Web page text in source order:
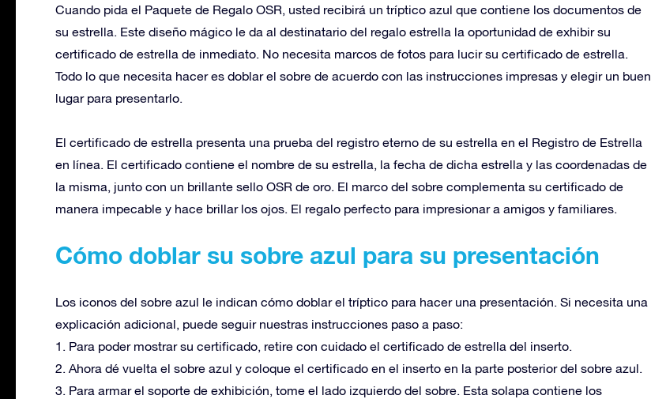
Cuando pida el Paquete de Regalo OSR, usted recibirá un tríptico azul que contiene los documentos de
su estrella. Este diseño mágico le da al destinatario del regalo estrella la oportunidad de exhibir su
certificado de estrella de inmediato. No necesita marcos de fotos para lucir su certificado de estrella.
Todo lo que necesita hacer es doblar el sobre de acuerdo con las instrucciones impresas y elegir un buen
lugar para presentarlo.
El certificado de estrella presenta una prueba del registro eterno de su estrella en el Registro de Estrella
en línea. El certificado contiene el nombre de su estrella, la fecha de dicha estrella y las coordenadas de
la misma, junto con un brillante sello OSR de oro. El marco del sobre complementa su certificado de
manera impecable y hace brillar los ojos. El regalo perfecto para impresionar a amigos y familiares.
Cómo doblar su sobre azul para su presentación
Los iconos del sobre azul le indican cómo doblar el tríptico para hacer una presentación. Si necesita una
explicación adicional, puede seguir nuestras instrucciones paso a paso:
1. Para poder mostrar su certificado, retire con cuidado el certificado de estrella del inserto.
2. Ahora dé vuelta el sobre azul y coloque el certificado en el inserto en la parte posterior del sobre azul.
3. Para armar el soporte de exhibición, tome el lado izquierdo del sobre. Esta solapa contiene los